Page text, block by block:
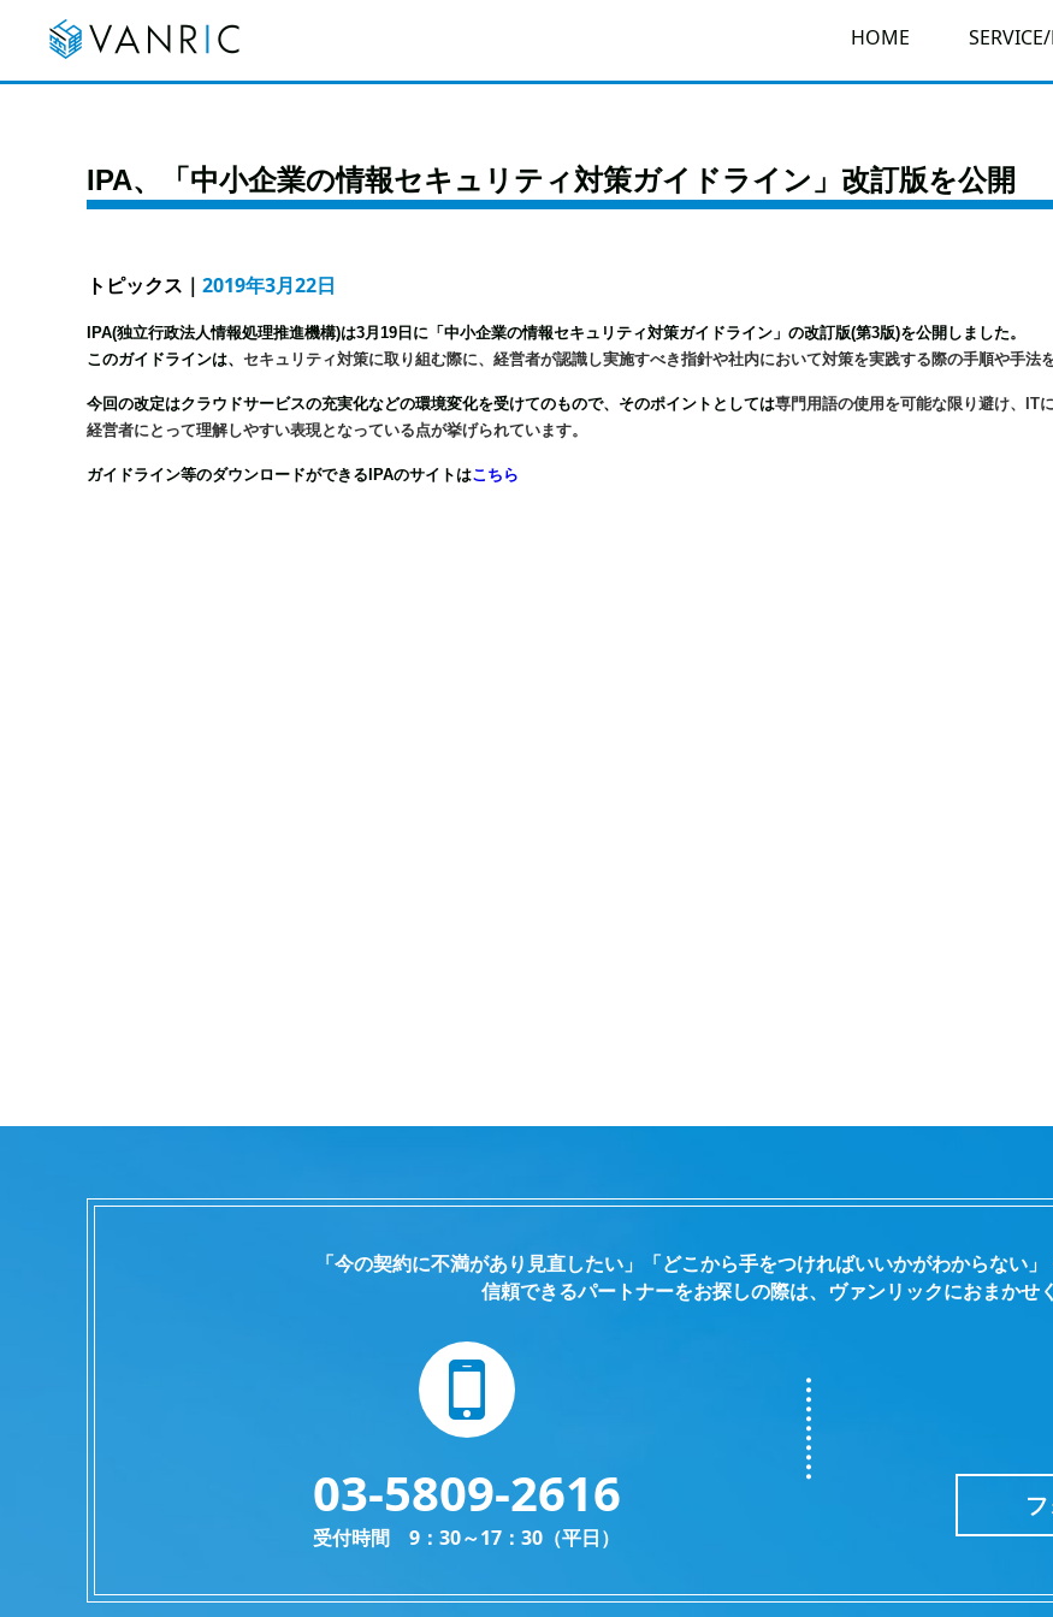
HOME
IPA、「中小企業の情報セキュリティ対策ガイドライン」改訂版を公開
トピックス ｜ 2019年3月22日
IPA(独立行政法人情報処理推進機構)は3月19日に「中小企業の情報セキュリティ対策ガイドライン」の改訂版(第3版)を公開しました。
このガイドラインは、 セキュリティ対策に取り組む際に、経営者が認識し実施すべき指針や社内において対策を実践する際の手順や手法
今回の改定はクラウドサービスの充実化などの環境変化を受けてのもので、そのポイントとしては専門用語の使用を可能な限り避け、IT
経営者にとって理解しやすい表現となっている点が挙げられています。
ガイドライン等のダウンロードができるIPAのサイトはこちら
「今の契約に不満があり見直したい」「どこから手をつければいいかがわからない」
信頼できるパートナーをお探しの際は、ヴァンリックにおまかせ
03-5809-2616
受付時間 9：30～17：30（平日）